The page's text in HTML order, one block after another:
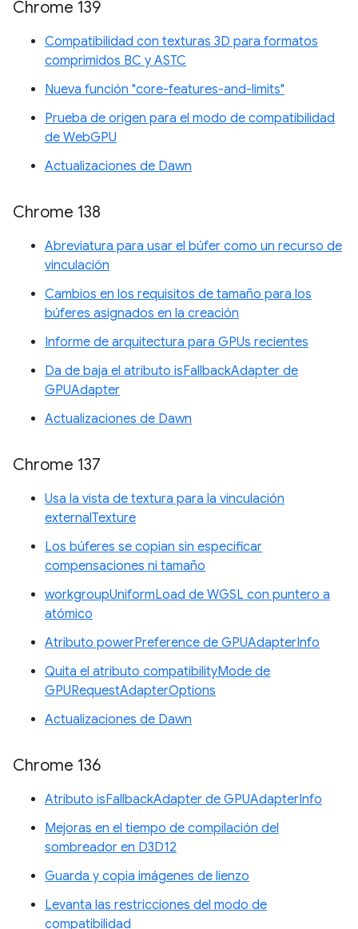
Chrome 139
Compatibilidad con texturas 3D para formatos
comprimidos BC y ASTC
Nueva función "core-features-and-limits"
Prueba de origen para el modo de compatibilidad
de WebGPU
Actualizaciones de Dawn
Chrome 138
Abreviatura para usar el búfer como un recurso de
vinculación
Cambios en los requisitos de tamaño para los
búferes asignados en la creación
Informe de arquitectura para GPUs recientes
Da de baja el atributo isFallbackAdapter de
GPUAdapter
Actualizaciones de Dawn
Chrome 137
Usa la vista de textura para la vinculación
externalTexture
Los búferes se copian sin especificar
compensaciones ni tamaño
workgroupUniformLoad de WGSL con puntero a
atómico
Atributo powerPreference de GPUAdapterInfo
Quita el atributo compatibilityMode de
GPURequestAdapterOptions
Actualizaciones de Dawn
Chrome 136
Atributo isFallbackAdapter de GPUAdapterInfo
Mejoras en el tiempo de compilación del
sombreador en D3D12
Guarda y copia imágenes de lienzo
Levanta las restricciones del modo de
compatibilidad